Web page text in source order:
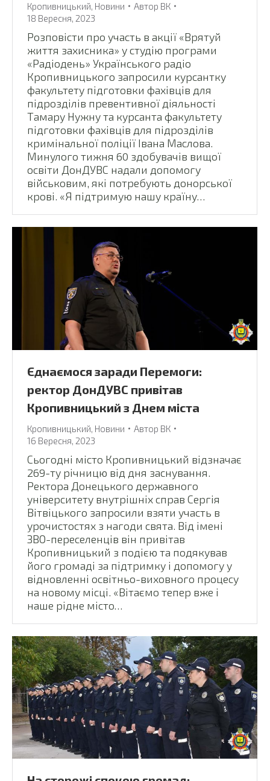
Кропивницький, Новини Автор ВК
18 Вересня, 2023
Розповісти про участь в акції «Врятуй
життя захисника» у студію програми
«Радіодень» Українського радіо
Кропивницького запросили курсантку
факультету підготовки фахівців для
підрозділів превентивної діяльності
Тамару Нужну та курсанта факультету
підготовки фахівців для підрозділів
кримінальної поліції Івана Маслова.
Минулого тижня 60 здобувачів вищої
освіти ДонДУВС надали допомогу
військовим, які потребують донорської
крові. «Я підтримую нашу країну…
Єднаємося заради Перемоги:
ректор ДонДУВС привітав
Кропивницький з Днем міста
Кропивницький Новини Автор ВК
16 Вересня, 2023
Сьогодні місто Кропивницький відзначає
269-ту річницю від дня заснування.
Ректора Донецького державного
університету внутрішніх справ Сергія
Вітвіцького запросили взяти участь в
урочистостях з нагоди свята. Від імені
ЗВО-переселенців він привітав
Кропивницький з подією та подякував
його громаді за підтримку і допомогу у
відновленні освітньо-виховного процесу
на новому місці. «Вітаємо тепер вже і
наше рідне місто…